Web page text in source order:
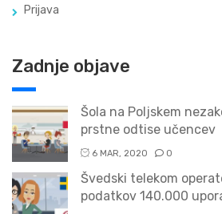
Prijava
Zadnje objave
Šola na Poljskem
prstne odtise učencev
6 MAR, 2020 0
Švedski telekom
podatkov 140.000